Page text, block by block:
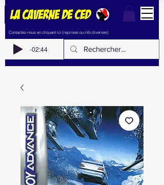
Contactez-nous en cliquant ici (reprises ou info diverses)
-02:44